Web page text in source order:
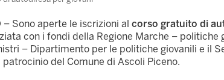
– Sono aperte le iscrizioni al corso gratuito di
con i fondi della Regione Marche – politiche
– Dipartimento per le politiche giovanili e il
del Comune di Ascoli Piceno.